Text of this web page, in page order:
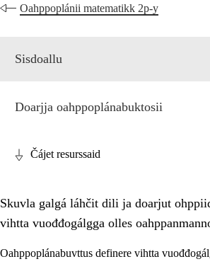
Oahppoplánii matematikk 2p-y
Sisdoallu
Doarjja oahppoplánabuktosii
Čájet resurssaid
Skuvla galgá láhčit dili ja doarjut
vihtta vuođđogálgga olles
Oahppoplánabuvttus definere vihtta